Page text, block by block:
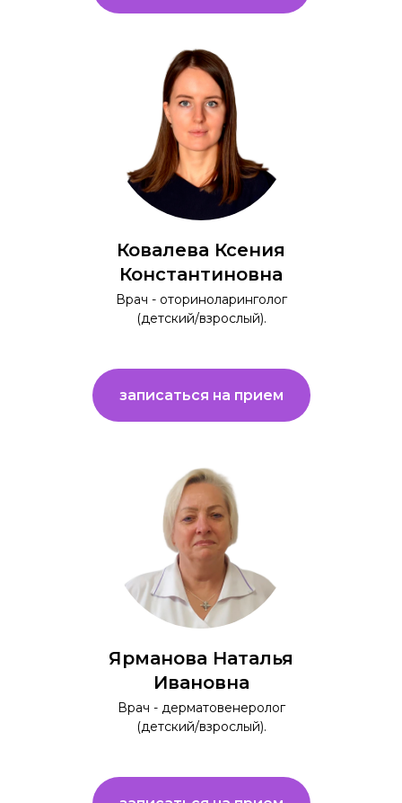
Ковалева Ксения
Константиновна
Врач - оториноларинголог
(детский/взрослый).
записаться на прием
Ярманова Наталья
Ивановна
Врач - дерматовенеролог
(детский/взрослый).